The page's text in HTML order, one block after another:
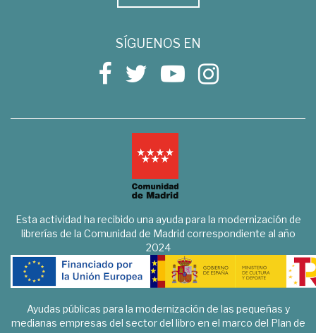
SÍGUENOS EN
Esta actividad ha recibido una ayuda para la modernización de
librerías de la Comunidad de Madrid correspondiente al año
2024
Ayudas públicas para la modernización de las pequeñas y
medianas empresas del sector del libro en el marco del Plan de